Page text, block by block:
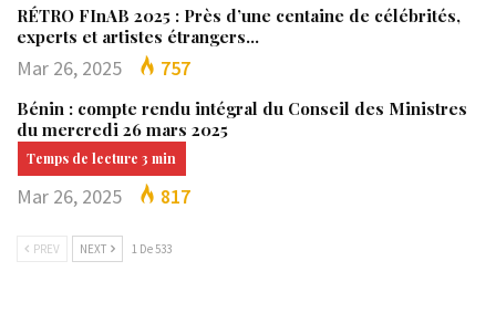
RÉTRO FInAB 2025 : Près d’une centaine de célébrités,
experts et artistes étrangers…
Mar 26, 2025 757
Bénin : compte rendu intégral du Conseil des Ministres
du mercredi 26 mars 2025
Mar 26, 2025 817
PREV NEXT 1 De 533